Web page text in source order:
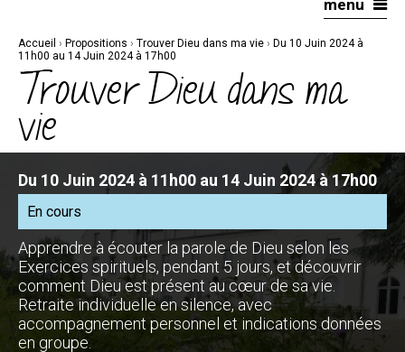
navigation
menu
Accueil › Propositions › Trouver Dieu dans ma vie › Du 10 Juin 2024 à
11h00 au 14 Juin 2024 à 17h00
Trouver Dieu dans ma
vie
Du 10 Juin 2024 à 11h00 au 14 Juin 2024 à 17h00
En cours
Apprendre à écouter la parole de Dieu selon les
Exercices spirituels, pendant 5 jours, et découvrir
comment Dieu est présent au cœur de sa vie.
Retraite individuelle en silence, avec
accompagnement personnel et indications données
en groupe.